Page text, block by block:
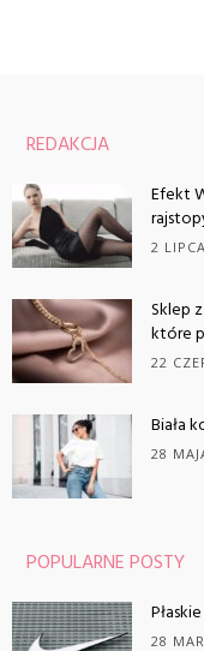
REDAKCJA
Efekt
2
Sklep
które
22
Biała
28
POPULARNE POSTY
28